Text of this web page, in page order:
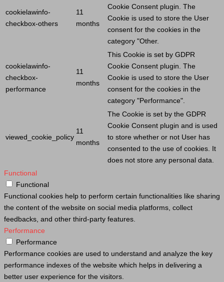
cookielawinfo-
checkbox-others
11
months
Cookie Consent plugin. The
Cookie is used to store the User
consent for the cookies in the
category "Other.
cookielawinfo-
checkbox-
performance
11
months
This Cookie is set by GDPR
Cookie Consent plugin. The
Cookie is used to store the User
consent for the cookies in the
category "Performance".
viewed_cookie_policy
11
months
The Cookie is set by the GDPR
Cookie Consent plugin and is used
to store whether or not User has
consented to the use of cookies. It
does not store any personal data.
Functional
Functional
Functional cookies help to perform certain functionalities like sharing
the content of the website on social media platforms, collect
feedbacks, and other third-party features.
Performance
Performance
Performance cookies are used to understand and analyze the key
performance indexes of the website which helps in delivering a
better user experience for the visitors.